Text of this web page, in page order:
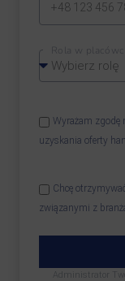
Rola w placówce
Wyrażam zgodę
uzyskania oferty
Chcę
związanymi z
Administrator